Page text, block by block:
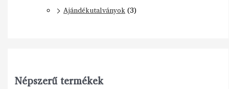
Ajándékutalványok(3)
Népszerű termékek